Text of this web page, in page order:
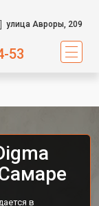
улица Авроры, 209
53
в